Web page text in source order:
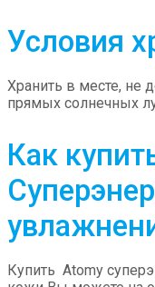
Условия
Хранить в месте, не
прямых солнечных
Как
Купить Atomy